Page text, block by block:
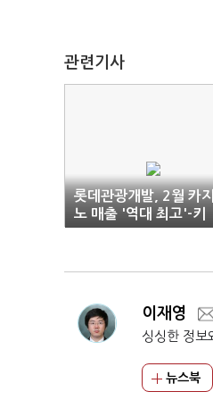
관련기사
롯데관광개발, 2월 카
노 매출 '역대 최고'-키
움
이재영
싱싱한 정보
뉴스북